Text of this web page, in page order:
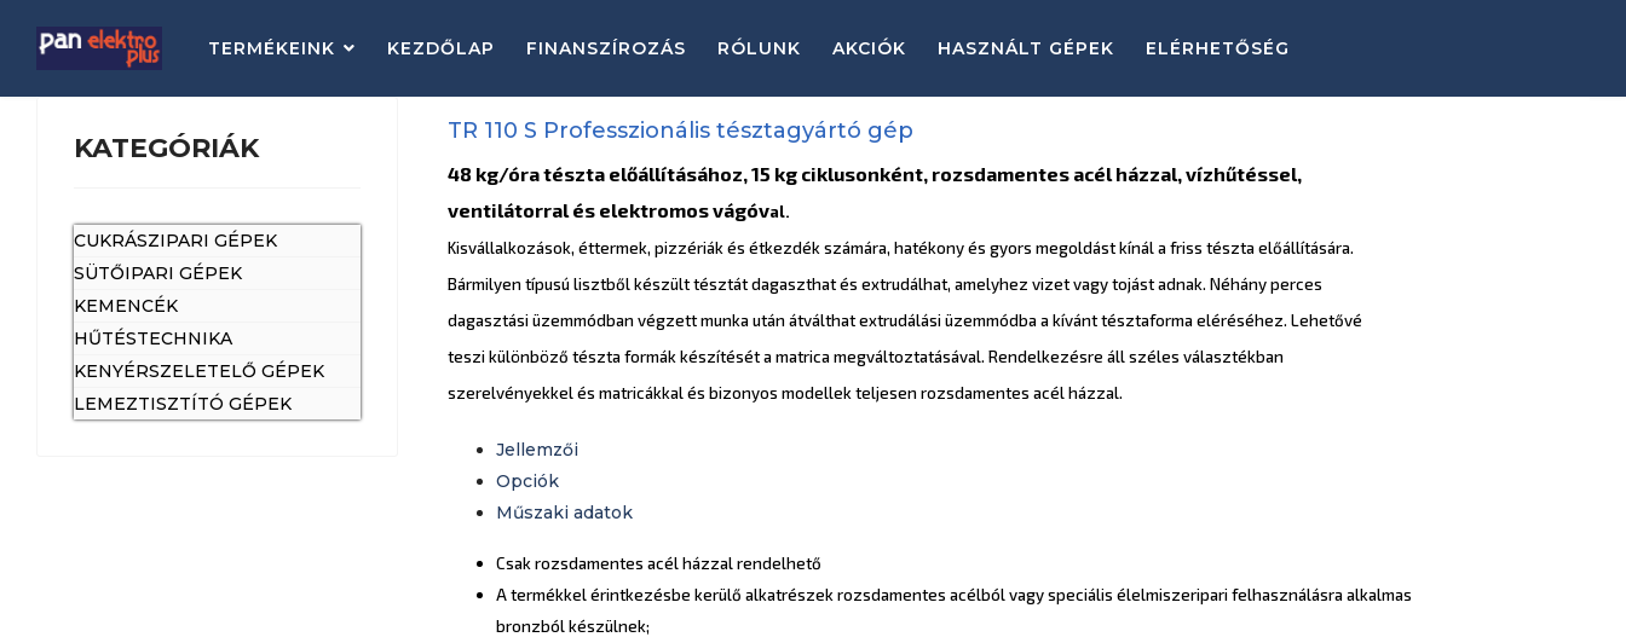
TERMÉKEINK KEZDŐLAP FINANSZÍROZÁS RÓLUNK AKCIÓK HASZNÁLT GÉPEK ELÉRHETŐSÉG
KATEGÓRIÁK
CUKRÁSZIPARI GÉPEK
SÜTŐIPARI GÉPEK
KEMENCÉK
HŰTÉSTECHNIKA
KENYÉRSZELETELŐ GÉPEK
LEMEZTISZTÍTÓ GÉPEK
TR 110 S Professzionális tésztagyártó gép
48 kg/óra tészta előállításához, 15 kg ciklusonként, rozsdamentes acél házzal, vízhűtéssel,
ventilátorral és elektromos vágóval.
Kisvállalkozások, éttermek, pizzériák és étkezdék számára, hatékony és gyors megoldást kínál a friss tészta előállítására.
Bármilyen típusú lisztből készült tésztát dagaszthat és extrudálhat, amelyhez vizet vagy tojást adnak. Néhány perces
dagasztási üzemmódban végzett munka után átválthat extrudálási üzemmódba a kívánt tésztaforma eléréséhez. Lehetővé
teszi különböző tészta formák készítését a matrica megváltoztatásával. Rendelkezésre áll széles választékban
szerelvényekkel és matricákkal és bizonyos modellek teljesen rozsdamentes acél házzal.
Jellemzői
Opciók
Műszaki adatok
Csak rozsdamentes acél házzal rendelhető
A termékkel érintkezésbe kerülő alkatrészek rozsdamentes acélból vagy speciális élelmiszeripari felhasználásra alkalmas
bronzból készülnek;